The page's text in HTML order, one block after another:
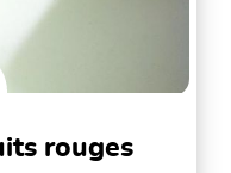
rouges